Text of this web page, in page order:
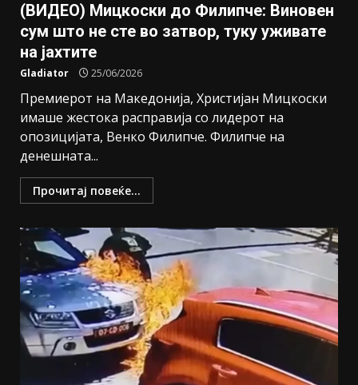
(ВИДЕО) Мицкоски до Филипче: Виновен
сум што не сте во затвор, туку уживате
на јахтите
Gladiator 25/06/2026
Премиерот на Македонија, Христијан Мицкоски
имаше жестока расправија со лидерот на
опозицијата, Венко Филипче. Филипче на
денешната...
Прочитај повеќе...